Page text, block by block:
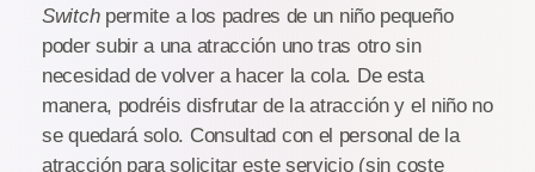
Switchpermite a los padres de un niño pequeño
poder subir a una atracción uno tras otro sin
necesidad de volver a hacer la cola. De esta
manera, podréis disfrutar de la atracción y el niño no
se quedará solo. Consultad con el personal de la
atracción para solicitar este servicio (sin coste